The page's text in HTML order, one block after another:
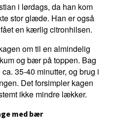
i lørdags, da han kom
stor glæde. Han er også
en kærlig citronhilsen.
om til en almindelig
og bær på toppen. Bag
35-40 minutter, og brug i
Det forsimpler kagen
ikke mindre lækker.
med bær